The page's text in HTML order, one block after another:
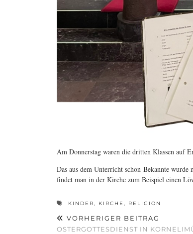
Am Donnerstag waren die dritten Klassen auf
Das aus dem Unterricht schon Bekannte
findet man in der Kirche zum Beispiel einen
KINDER, KIRCHE , RELIGION
VORHERIGER BEITRAG
OSTERGOTTESDIENST IN